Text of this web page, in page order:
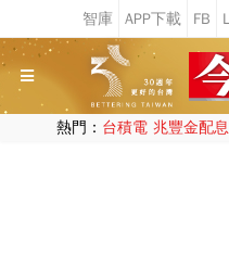
熱門： 台積電 兆豐金配息